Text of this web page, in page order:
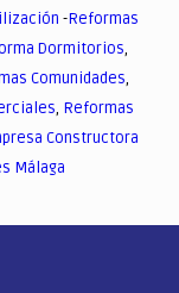
-Reformas
Dormitorios,
Comunidades,
, Reformas
Constructora
Málaga